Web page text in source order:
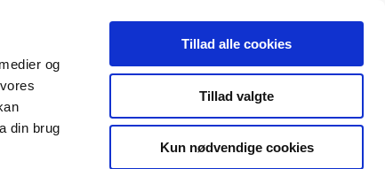
og
din brug
Tillad alle cookies
Tillad valgte
Kun nødvendige cookies
Særlige
produktområder